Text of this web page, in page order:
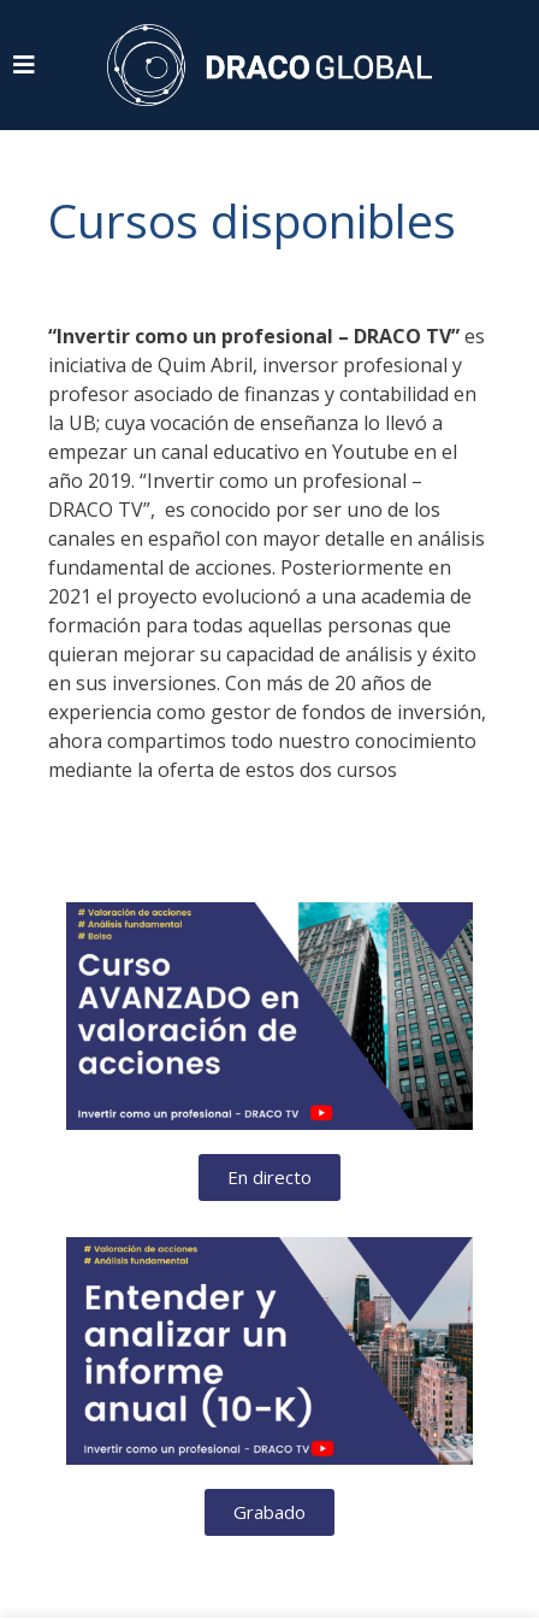
Cursos disponibles
“Invertir como un profesional – DRACO TV”es
iniciativa de Quim Abril, inversor profesional y
profesor asociado de finanzas y contabilidad en
la UB; cuya vocación de enseñanza lo llevó a
empezar un canal educativo en Youtube en el
año 2019. “Invertir como un profesional –
DRACO TV”, es conocido por ser uno de los
canales en español con mayor detalle en análisis
fundamental de acciones. Posteriormente en
2021 el proyecto evolucionó a una academia de
formación para todas aquellas personas que
quieran mejorar su capacidad de análisis y éxito
en sus inversiones. Con más de 20 años de
experiencia como gestor de fondos de inversión,
ahora compartimos todo nuestro conocimiento
mediante la oferta de estos dos cursos
En directo
Grabado